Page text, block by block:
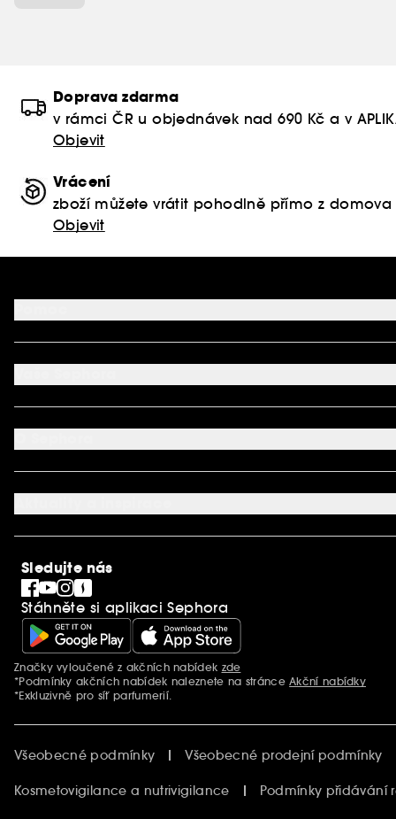
Doprava zdarma
v rámci ČR u objednávek nad 690 Kč a v
Objevit
Vrácení
zboží můžete vrátit pohodlně přímo z domova
Objevit
FAQ
Podmínky Nabídek
Kontaktujte nás
Mapa stránky
Můj účet
Aplikace SEPHORA
Nastavení souborů cookie
O společnosti Sephora
Kariéra
SEPHORiA
Blog Sephora
Singles´ Day
Black Friday
Cyber Monday
Vánoce
Sledujte nás
Stáhněte si aplikaci Sephora
Další informace
Značky vyloučené z akčních nabídek zde
*Podmínky akčních nabídek naleznete na stránceAkční nabídky
*Exkluzivně pro síť parfumerií.
Všeobecné podmínky Všeobecné prodejní podmínky
Kosmetovigilance a nutrivigilance Podmínky přidávání